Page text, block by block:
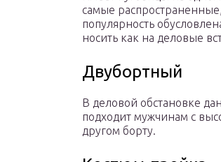
самые
популярность
носить как на деловые
Двубортный
В деловой обстановке
подходит мужчинам с
другом борту.